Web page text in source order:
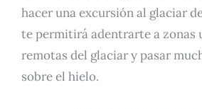
hacer una excursión al glaciar
te permitirá adentrarte a zonas
remotas del glaciar y pasar
sobre el hielo.